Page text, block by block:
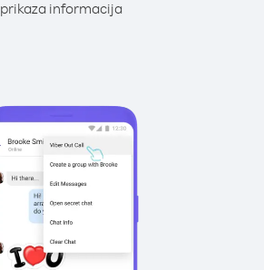
prikaza informacija